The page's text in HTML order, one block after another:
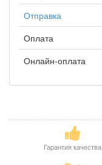
Отправка
Оплата
Онлайн-оплата
Гарантия качества